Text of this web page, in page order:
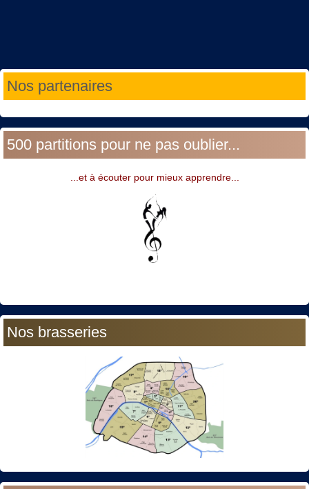
Nos partenaires
500 partitions pour ne pas oublier...
...et à écouter pour mieux apprendre...
Nos brasseries
Année
précédente
Mois
précédent
Année
suivante
Mois
suivant